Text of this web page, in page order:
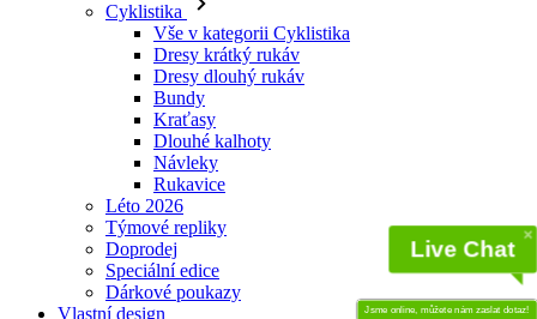
Cyklistika
Vše v kategorii Cyklistika
Dresy krátký rukáv
Dresy dlouhý rukáv
Bundy
Kraťasy
Dlouhé kalhoty
Návleky
Rukavice
Léto 2026
Týmové repliky
Doprodej
Speciální edice
Dárkové poukazy
Vlastní design
Live Chat
Jsme online, můžete nám zaslat dotaz!